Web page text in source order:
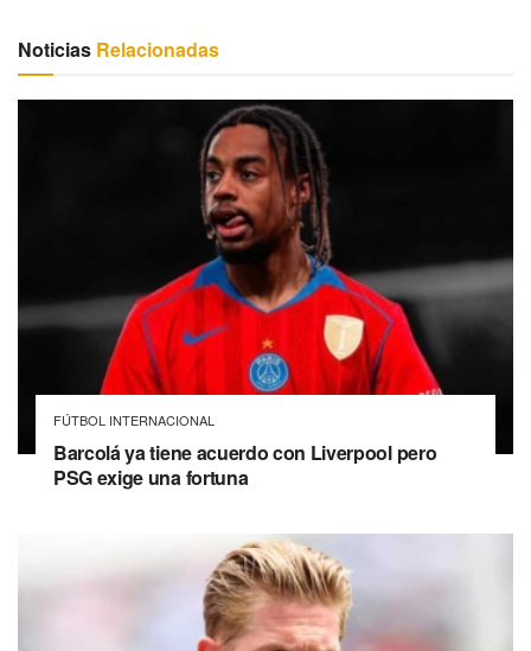
Noticias Relacionadas
FÚTBOL INTERNACIONAL
Barcolá ya tiene acuerdo con Liverpool pero
PSG exige una fortuna